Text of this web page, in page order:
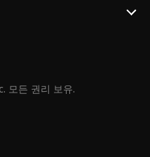
모든 권리 보유.